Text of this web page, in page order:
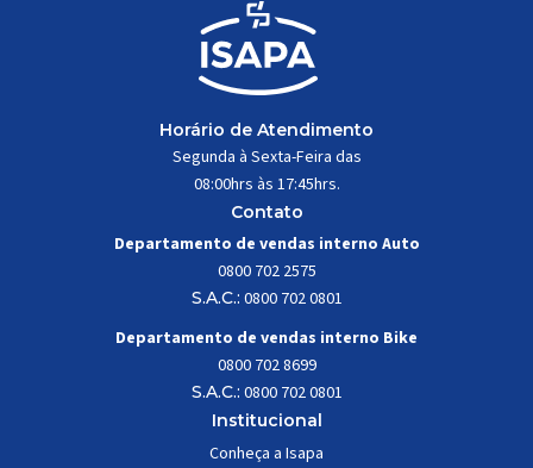
Horário de Atendimento
Segunda à Sexta-Feira das
08:00hrs às 17:45hrs.
Contato
Departamento de vendas interno Auto
0800 702 2575
S.A.C.: 0800 702 0801
Departamento de vendas interno Bike
0800 702 8699
S.A.C.: 0800 702 0801
Institucional
Conheça a Isapa